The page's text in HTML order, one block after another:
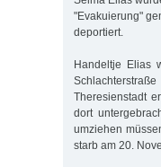
"Evakuierung"
deportiert.
Handeltje Elias
Theresienstadt
dort
umziehen
starb am 20.